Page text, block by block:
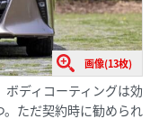
画像(13枚)
ディコーティングは効
ただ契約時に勧められ